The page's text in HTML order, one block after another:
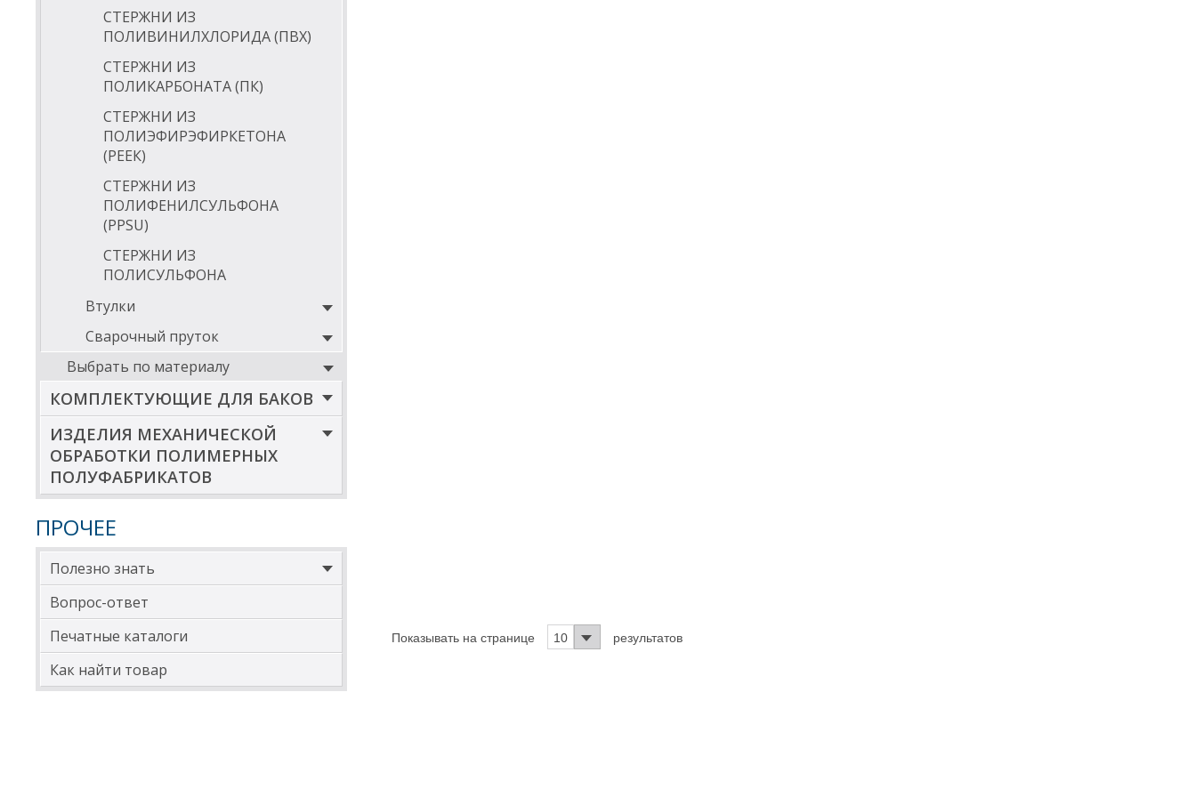
СТЕРЖНИ ИЗ
ПОЛИВИНИЛХЛОРИДА (ПВХ)
СТЕРЖНИ ИЗ
ПОЛИКАРБОНАТА (ПК)
СТЕРЖНИ ИЗ
ПОЛИЭФИРЭФИРКЕТОНА
(РЕЕК)
СТЕРЖНИ ИЗ
ПОЛИФЕНИЛСУЛЬФОНА
(PPSU)
СТЕРЖНИ ИЗ
ПОЛИСУЛЬФОНА
Втулки
Сварочный пруток
Выбрать по материалу
КОМПЛЕКТУЮЩИЕ ДЛЯ БАКОВ
ИЗДЕЛИЯ МЕХАНИЧЕСКОЙ
ОБРАБОТКИ ПОЛИМЕРНЫХ
ПОЛУФАБРИКАТОВ
ПРОЧЕЕ
Полезно знать
Вопрос-ответ
Печатные каталоги
Как найти товар
Показывать на странице 10 результатов